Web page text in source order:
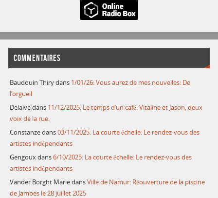
COMMENTAIRES
Baudouin Thirydans 1/01/26: Vous aurez de mes nouvelles: De
l’orgueil
Delaivedans 11/12/2025: Le temps d’un café: Vitaline et Jason, deux
voix de la rue.
Constanzedans03/11/2025: La courte échelle: Le rendez-vous des
artistes indépendants
Gengouxdans6/10/2025: La courte échelle: Le rendez-vous des
artistes indépendants
Vander Borght MariedansVille de Namur: Réouverture de la piscine
de Jambes le 28 juillet 2025